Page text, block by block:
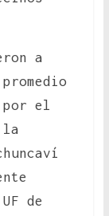
a
promedio
por el
la
de